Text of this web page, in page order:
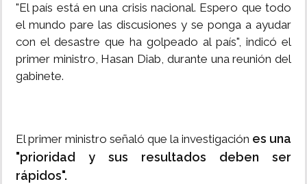
"El país está en una crisis nacional. Espero que todo
el mundo pare las discusiones y se ponga a ayudar
con el desastre que ha golpeado al país", indicó el
primer ministro, Hasan Diab, durante una reunión del
gabinete.
El primer ministro señaló que la investigación es una
"prioridad y sus resultados deben ser
rápidos".